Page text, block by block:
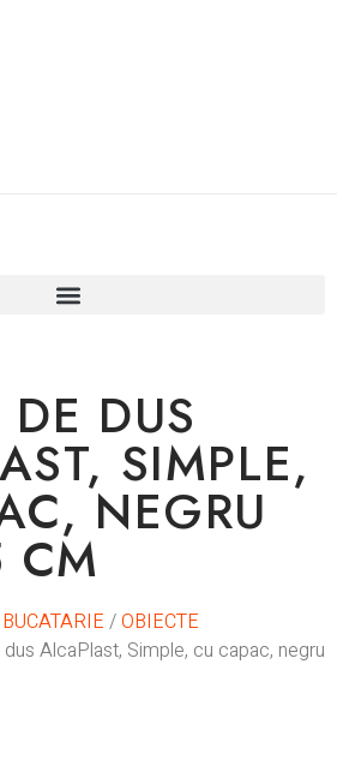
DUS
SIMPLE,
NEGRU
CM
/OBIECTE
AlcaPlast, Simple, cu capac, negru